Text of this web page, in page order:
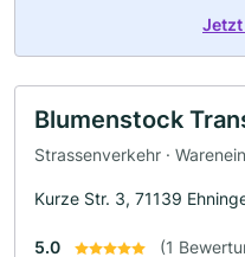
Jetzt
Blumenstock
Strassenverkehr ·
Kurze Str. 3, 71139
5.0 (1